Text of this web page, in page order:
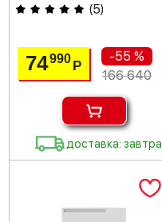
(5)
74990Р
-55 %
166 640
доставка: завтра